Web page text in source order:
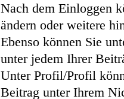
Nach dem Einloggen
ändern oder weitere
Ebenso können Sie
unter jedem Ihrer
Unter Profil/Profil
Beitrag unter Ihrem